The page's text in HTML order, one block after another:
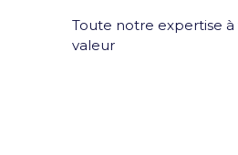
Toute notre expertise
valeur